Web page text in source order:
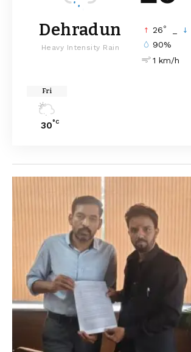
Dehradun
Heavy Intensity Rain
26°
90%
1 km/h
Fri
30°C